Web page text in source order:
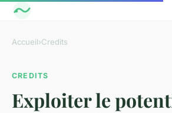
Accueil›Credits
CREDITS
Exploiter le